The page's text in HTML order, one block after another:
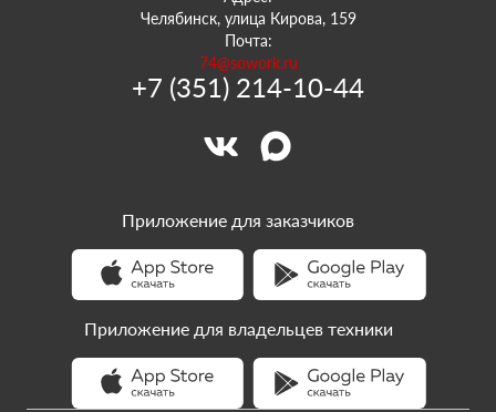
Челябинск, улица Кирова, 159
Почта:
74@sowork.ru
+7 (351) 214-10-44
Приложение для заказчиков
Приложение для владельцев техники